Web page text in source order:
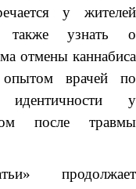
у жителей
также узнать о
отмены каннабиса
врачей по
идентичности у
после травмы
продолжает